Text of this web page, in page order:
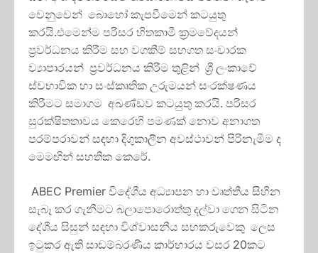
වෙනුවෙන් බොහෝ කැපවීමෙන් කටයුතු
කරයි.එමෙන්ම පරිසර හිතකාමී ක්‍රමවේදයන්
ප්‍රවර්ධනය කිරීම සහ වගකීම් සහගත සංචාරක
ව්‍යාපාරයන් ප්‍රවර්ධනය කිරීම තුළින් ශ්‍රී ලංකාවේ
ස්වභාවික හා සංස්කෘතික උරුමයන් සංරක්ෂණය
කිරීමට සමාගම අඛණ්ඩව කටයුතු කරයි. පරිසර
සුරක්ෂිතතාවය කෙරෙහි පමණක් නොව අනාගත
පරම්පරාවන් සඳහා දිගුකාලීන අවස්ථාවන් පිරිනැමීම ද
මෙමඟින් සහතික කෙරේ.
ABEC Premier විදේශීය අධ්‍යාපන හා වෘත්තීය සිහින
සැබෑ කර ගැනීමට බලාපොරොත්තු දල්වා ගෙන සිටින
දේශීය සිසුන් සඳහා විශ්වාසනීය සහකරුවෙකු ලෙස
ඉටුකර ඇති සාඩම්බරණීය කාර්භාරය වසර 20කට